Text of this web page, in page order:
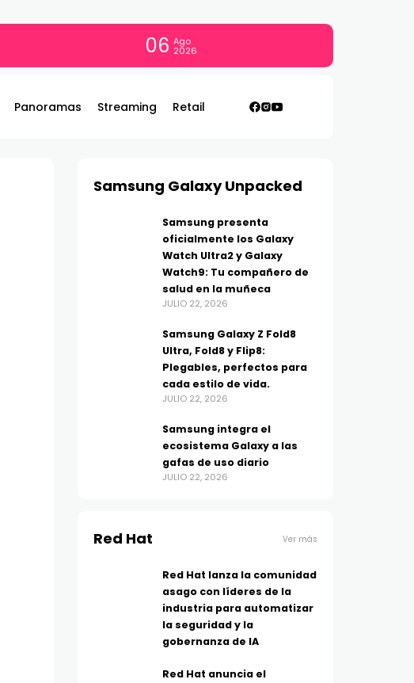
06 Ago
2026
Panoramas Streaming Retail
Samsung Galaxy Unpacked
Samsung presenta
oficialmente los Galaxy
Watch Ultra2 y Galaxy
Watch9: Tu compañero de
salud en la muñeca
JULIO 22, 2026
Samsung Galaxy Z Fold8
Ultra, Fold8 y Flip8:
Plegables, perfectos para
cada estilo de vida.
JULIO 22, 2026
Samsung integra el
ecosistema Galaxy a las
gafas de uso diario
JULIO 22, 2026
Red Hat Ver más
Red Hat lanza la comunidad
asago con líderes de la
industria para automatizar
la seguridad y la
gobernanza de IA
Red Hat anuncia el